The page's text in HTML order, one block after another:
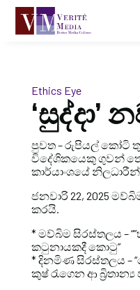
Ethics Eye
‘සුද්දා’
පුවත – රුපියල් කෝටි
විදේශිකයෙකු ගුවන්
කාර්යාංශයේ
ජනවාරි 22, 2025
කරයි.
* මව්බිම සිරස්තලය –
කටුනායකදී කොටු”
* දිනමිණ සිරස්තලය –
කුෂ් රැගෙන ආ